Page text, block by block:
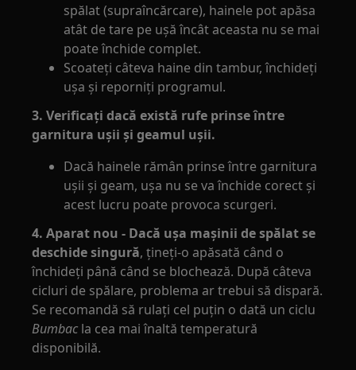
spălat (supraîncărcare), hainele pot apăsa
atât de tare pe ușă încât aceasta nu se mai
poate închide complet.
Scoateți câteva haine din tambur, închideți
ușa și reporniți programul.
3. Verificați dacă există rufe prinse între
garnitura ușii și geamul ușii.
Dacă hainele rămân prinse între garnitura
ușii și geam, ușa nu se va închide corect și
acest lucru poate provoca scurgeri.
4. Aparat nou - Dacă ușa mașinii de spălat se
deschide singură, țineți-o apăsată când o
închideți până când se blochează. După câteva
cicluri de spălare, problema ar trebui să dispară.
Se recomandă să rulați cel puțin o dată un ciclu
Bumbac la cea mai înaltă temperatură
disponibilă.